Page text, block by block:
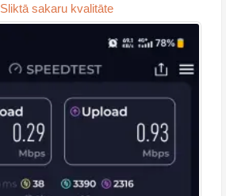
Sliktā sakaru kvalitāte